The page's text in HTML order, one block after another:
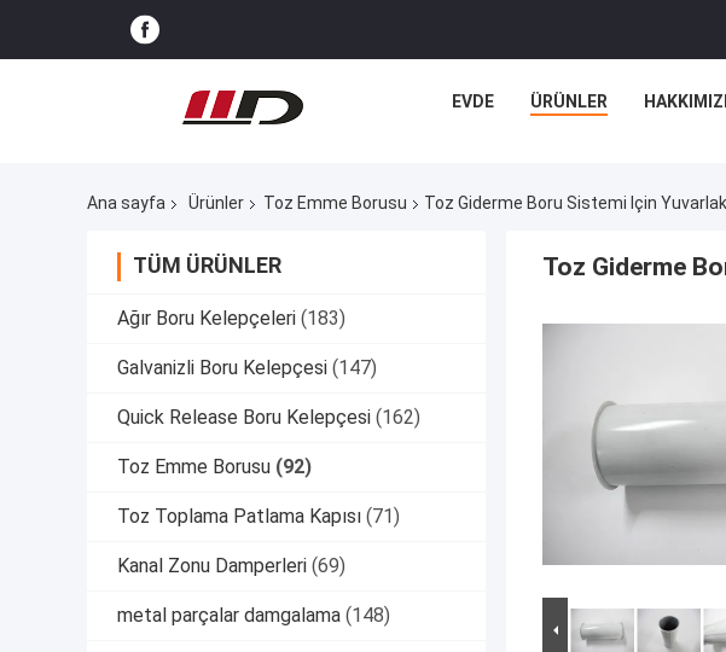
EVDE ÜRÜNLER
Ana sayfa Ürünler Toz Emme Borusu Toz Giderme Boru Sistemi Için
TÜM ÜRÜNLER
Ağır Boru Kelepçeleri (183)
Galvanizli Boru Kelepçesi (147)
Quick Release Boru Kelepçesi (162)
Toz Emme Borusu (92)
Toz Toplama Patlama Kapısı (71)
Kanal Zonu Damperleri (69)
metal parçalar damgalama (148)
Toz Giderme